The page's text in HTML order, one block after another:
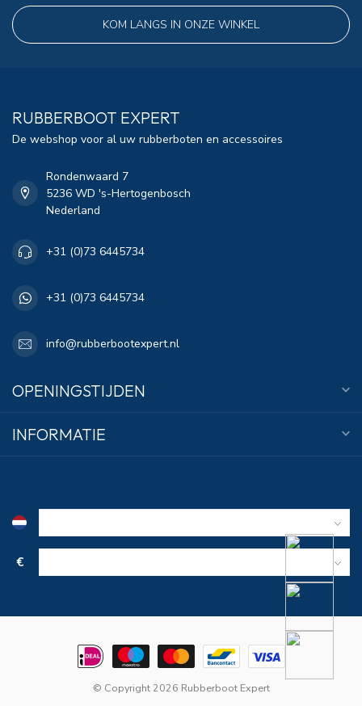
KOM LANGS IN ONZE WINKEL
RUBBERBOOT EXPERT
De webshop voor al uw rubberboten en accessoires
Rondenwaard 7
5236 WD 's-Hertogenbosch
Nederland
+31 (0)73 6445734
+31 (0)73 6445734
info@rubberbootexpert.nl
OPENINGSTIJDEN
INFORMATIE
€
© Copyright 2026 Rubberboot Expert